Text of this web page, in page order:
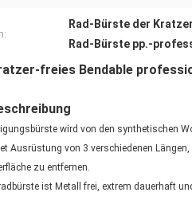
Rad-Bürste der
Rad-Bürste pp.-
freies Bendable
wird von den synthetischen
Ausrüstung von 3 verschiedenen
zu entfernen.
ist Metall frei, extrem dauerhaft